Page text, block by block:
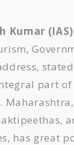
Kumar (IAS)
part of
has great